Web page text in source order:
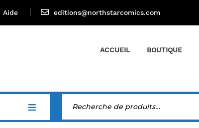
Aide editions@northstarcomics.com
ACCUEIL BOUTIQUE